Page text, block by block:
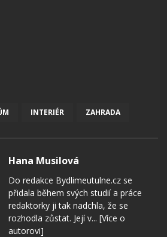
INTERIÉR ZAHRADA
Hana Musilová
Do redakce Bydlimeutulne.cz se
přidala během svých studií a práce
redaktorky ji tak nadchla, že se
rozhodla zůstat. Její v... [Více o
autorovi]